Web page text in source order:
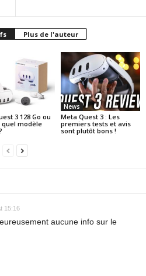
Plus de l'auteur
3 128 Go ou
quel modèle
News
Meta Quest 3 : Les
premiers tests et avis
sont plutôt bons !
15:16
aucune info sur le